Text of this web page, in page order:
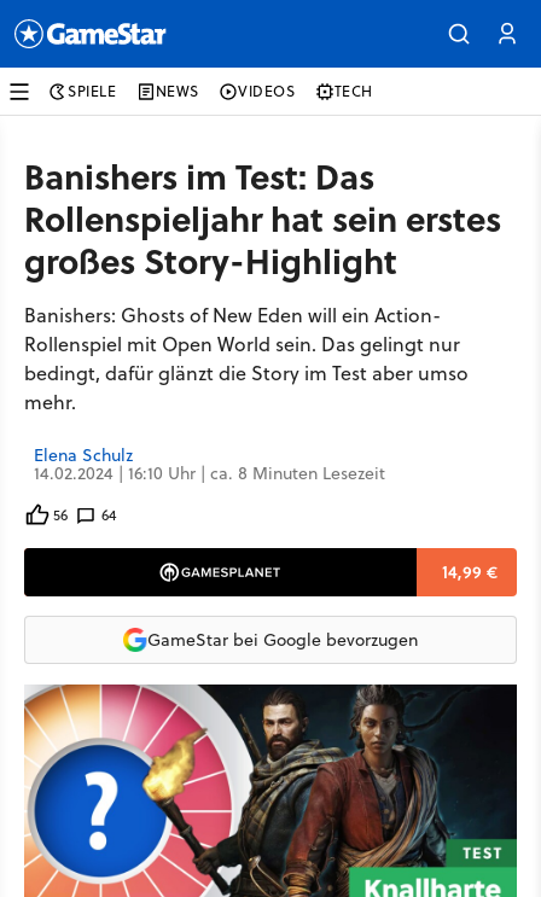
SPIELE NEWS VIDEOS TECH
Banishers im Test: Das
Rollenspieljahr hat sein erstes
großes Story-Highlight
Banishers: Ghosts of New Eden will ein Action-
Rollenspiel mit Open World sein. Das gelingt nur
bedingt, dafür glänzt die Story im Test aber umso
mehr.
Elena Schulz
14.02.2024 | 16:10 Uhr | ca. 8 Minuten Lesezeit
56 64
14,99 €
GameStar bei Google bevorzugen